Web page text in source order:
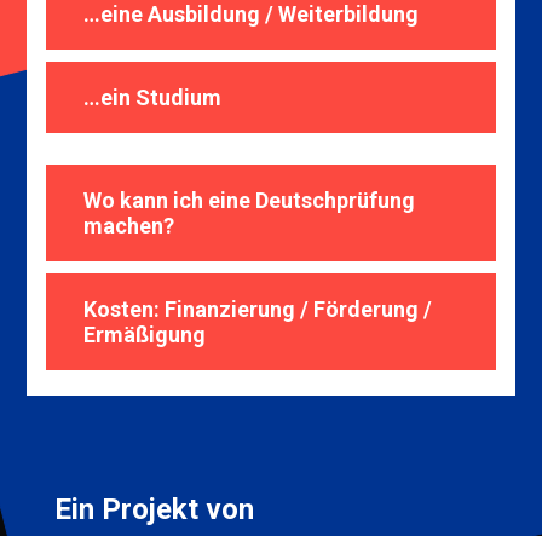
…eine Ausbildung / Weiterbildung
…ein Studium
Wo kann ich eine Deutschprüfung
machen?
Kosten: Finanzierung / Förderung /
Ermäßigung
Ein Projekt von